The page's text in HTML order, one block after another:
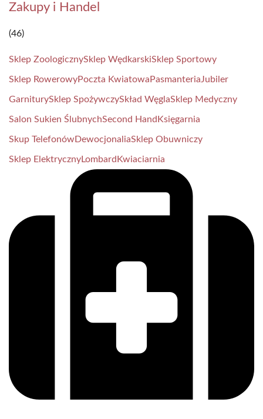
Zakupy i Handel
(46)
Sklep ZoologicznySklep WędkarskiSklep Sportowy
Sklep RowerowyPoczta Kwiatowa PasmanteriaJubiler
GarniturySklep SpożywczySkład WęglaSklep Medyczny
Salon Sukien ŚlubnychSecond Hand Księgarnia
Skup TelefonówDewocjonaliaSklep Obuwniczy
Sklep ElektrycznyLombard Kwiaciarnia